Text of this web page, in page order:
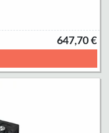
647,70 €